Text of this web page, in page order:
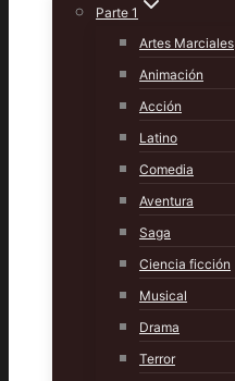
Parte 1
Artes Marciales
Animación
Acción
Latino
Comedia
Aventura
Saga
Ciencia ficción
Musical
Drama
Terror